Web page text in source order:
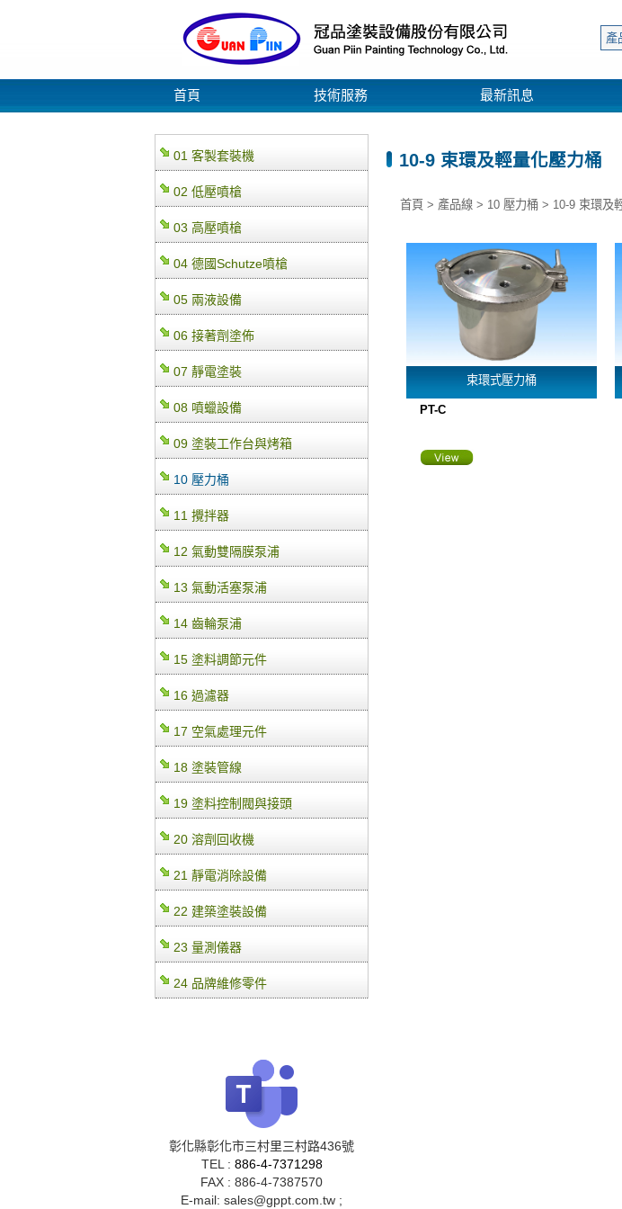
首頁 技術服務 最新訊息
10-9 束環及輕量化壓力桶
首頁 > 產品線 > 10 壓力桶 > 10-9 束環及
束環式壓力桶
PT-C
01 客製套裝機
02 低壓噴槍
03 高壓噴槍
04 德國Schutze噴槍
05 兩液設備
06 接著劑塗佈
07 靜電塗裝
08 噴蠟設備
09 塗裝工作台與烤箱
10 壓力桶
11 攪拌器
12 氣動雙隔膜泵浦
13 氣動活塞泵浦
14 齒輪泵浦
15 塗料調節元件
16 過濾器
17 空氣處理元件
18 塗裝管線
19 塗料控制閥與接頭
20 溶劑回收機
21 靜電消除設備
22 建築塗裝設備
23 量測儀器
24 品牌維修零件
彰化縣彰化市三村里三村路436號
TEL : 886-4-7371298
FAX : 886-4-7387570
E-mail: sales@gppt.com.tw ;